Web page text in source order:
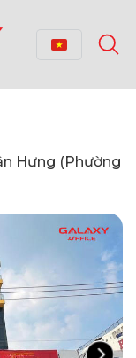
Hưng (Phường